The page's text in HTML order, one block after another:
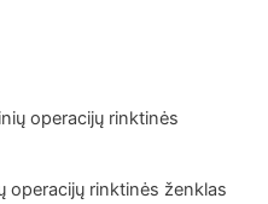
operacijų rinktinės ženklas